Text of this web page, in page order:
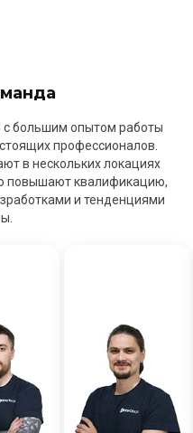
с большим опытом работы
профессионалов.
в нескольких локациях
повышают квалификацию,
и тенденциями